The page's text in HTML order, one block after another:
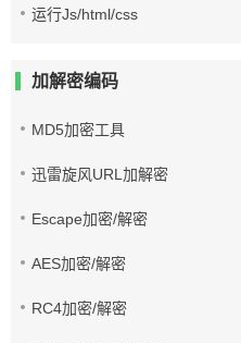
运行Js/html/css
加解密编码
MD5加密工具
迅雷旋风URL加解密
Escape加密/解密
AES加密/解密
RC4加密/解密